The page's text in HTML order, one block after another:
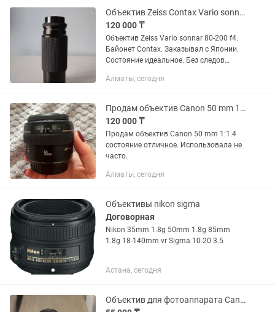
Объектив Zeiss Contax Vario sonnar 80-200 f4.
120 000 ₸
Объектив Zeiss Vario sonnar 80-200 f4.
Байонет Contax. Заказывал с Японии.
Состояние идеальное. Без следов
Продаю так как не пользуюсь. Только
Алматы, сегодня
Продам объектив Canon 50 mm 1-1,4.
120 000 ₸
Продам объектив Canon 50 mm 1:1.4
состояние отличное. Использовала не
часто.
Алматы, сегодня
Объективы nikon sigma
Договорная
Nikon 35mm 1.8g 50mm 1.8g 85mm
1.8g 18-140mm vr Sigma 10-20 3.5
Астана, сегодня
Объектив для фотоаппарата Canon EF-S 18-135mm is. Универсальный .